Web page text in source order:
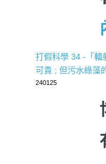
打假科學 34 -「輻
可貴 ; 但污水綠藻
240125